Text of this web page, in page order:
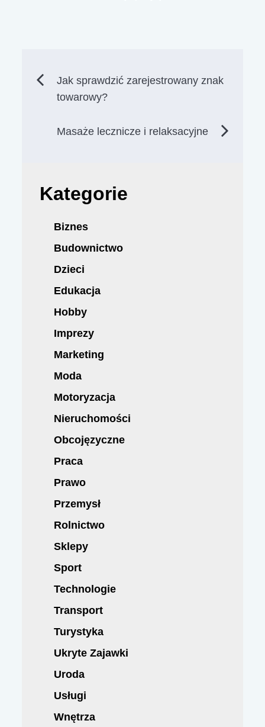
Nawigacja
Jak sprawdzić zarejestrowany znak
towarowy?
Masaże lecznicze i relaksacyjne
Kategorie
Biznes
Budownictwo
Dzieci
Edukacja
Hobby
Imprezy
Marketing
Moda
Motoryzacja
Nieruchomości
Obcojęzyczne
Praca
Prawo
Przemysł
Rolnictwo
Sklepy
Sport
Technologie
Transport
Turystyka
Ukryte Zajawki
Uroda
Usługi
Wnętrza